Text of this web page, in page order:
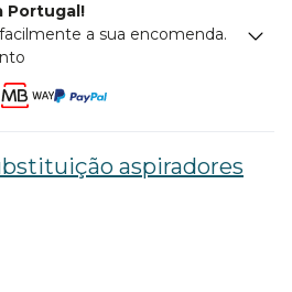
Portugal!
a sua encomenda.
aspiradores